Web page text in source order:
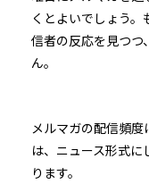
くとよいでしょう
信者の反応を見つつ
ん。
メルマガの配信頻度
は、ニュース形式
ります。